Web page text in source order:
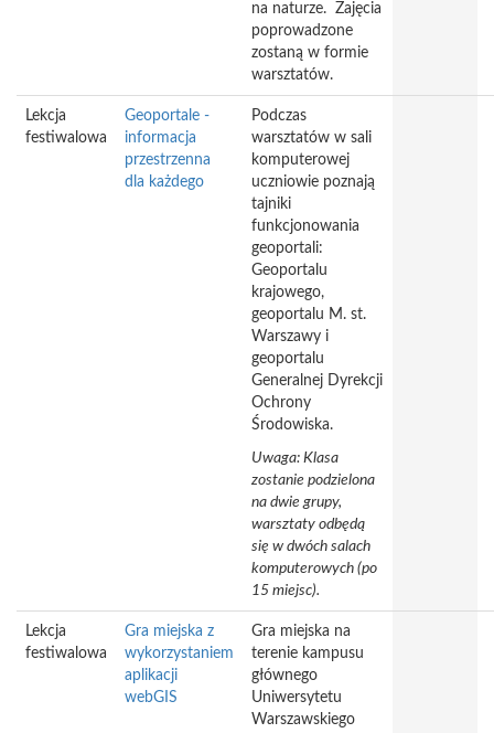
na naturze. Zajęcia
poprowadzone
zostaną w formie
warsztatów.
Lekcja
festiwalowa
Geoportale -
informacja
przestrzenna
dla każdego
Podczas
warsztatów w sali
komputerowej
uczniowie poznają
tajniki
funkcjonowania
geoportali:
Geoportalu
krajowego,
geoportalu M. st.
Warszawy i
geoportalu
Generalnej Dyrekcji
Ochrony
Środowiska.
Uwaga: Klasa
zostanie podzielona
na dwie grupy,
warsztaty odbędą
się w dwóch salach
komputerowych (po
15 miejsc).
Lekcja
festiwalowa
Gra miejska z
wykorzystaniem
aplikacji
webGIS
Gra miejska na
terenie kampusu
głównego
Uniwersytetu
Warszawskiego